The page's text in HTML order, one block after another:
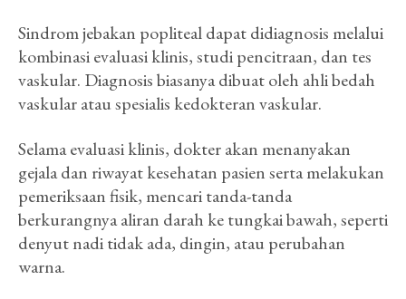
Sindrom jebakan popliteal dapat didiagnosis melalui
kombinasi evaluasi klinis, studi pencitraan, dan tes
vaskular. Diagnosis biasanya dibuat oleh ahli bedah
vaskular atau spesialis kedokteran vaskular.
Selama evaluasi klinis, dokter akan menanyakan
gejala dan riwayat kesehatan pasien serta melakukan
pemeriksaan fisik, mencari tanda-tanda
berkurangnya aliran darah ke tungkai bawah, seperti
denyut nadi tidak ada, dingin, atau perubahan
warna.